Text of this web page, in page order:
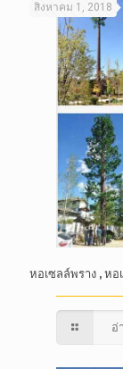
สิงหาคม 1, 2018
หอเซลล์พราง , หอ
อ่